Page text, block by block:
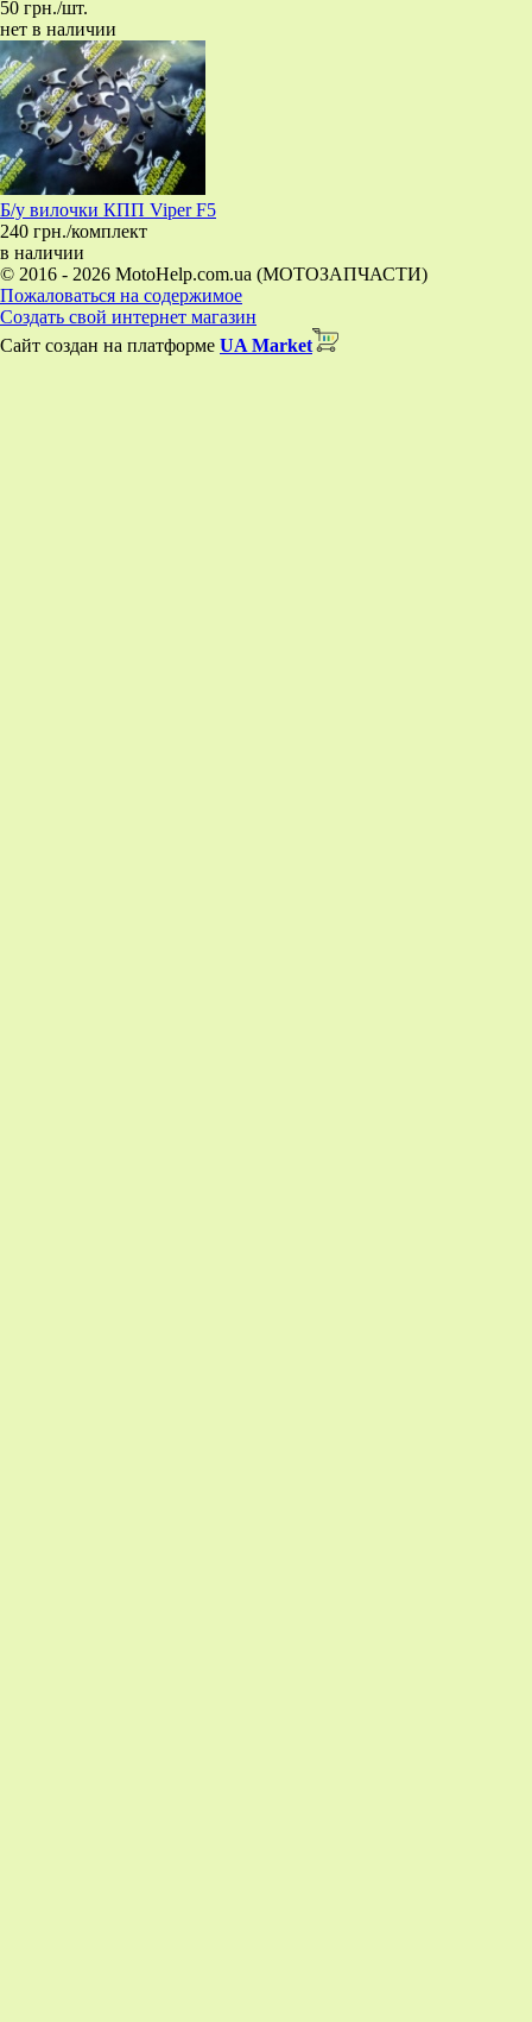
50 грн./шт.
нет в наличии
Б/у вилочки КПП Viper F5
240 грн./комплект
в наличии
© 2016 - 2026 MotoHelp.com.ua (МОТОЗАПЧАСТИ)
Пожаловаться на содержимое
Создать свой интернет магазин
Сайт создан на платформе UA Market